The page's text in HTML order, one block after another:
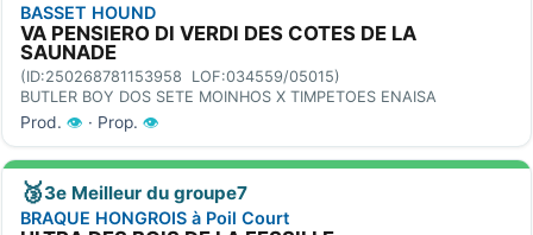
BASSET HOUND
VA PENSIERO DI VERDI DES COTES DE LA
SAUNADE
(ID:250268781153958 LOF:034559/05015)
BUTLER BOY DOS SETE MOINHOS X TIMPETOES ENAISA
Prod. 👁 · Prop. 👁
🥉3e Meilleur du groupe7
BRAQUE HONGROIS à Poil Court